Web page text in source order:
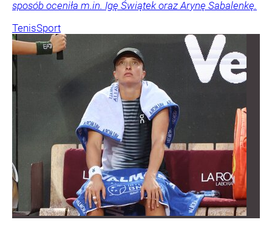
sposób oceniła m.in. Igę Świątek oraz Arynę Sabalenkę.
TenisSport